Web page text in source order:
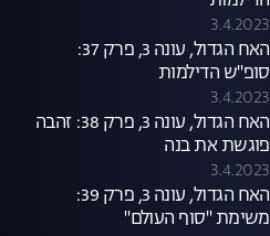
3.4.2023
האח הגדול, עונה 3, פרק 37:
סופ"ש הדילמות
3.4.2023
האח הגדול, עונה 3, פרק 38: זהבה
פוגשת את בנה
3.4.2023
האח הגדול, עונה 3, פרק 39:
משימת "סוף העולם"